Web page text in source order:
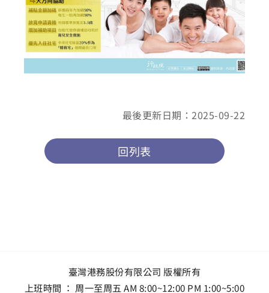
最後更新日期：2025-09-22
回列表
臺灣港務股份有限公司 版權所有
上班時間 ： 周一至周五 AM 8:00~12:00 PM 1:00~5:00